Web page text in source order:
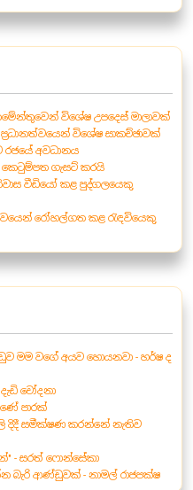
විශේෂ උපදෙස් මාලාවක්
විශේෂ සාකච්ඡාවක්
අවධානය
කෙටුම්පත ගැසට් කරයි
වීඩියෝ කළ පුද්ගලයෙකු
රෝහල්ගත කළ රැඳවියෙකු
මම වගේ අයව හොයනවා - හර්ෂ ද
චෝදනා
පාරක්
දිදී සමීක්ෂණ කරන්නේ නැතිව
- සරත් ෆොන්සේකා
බැරි ආණ්ඩුවක් - නාමල් රාජපක්ෂ